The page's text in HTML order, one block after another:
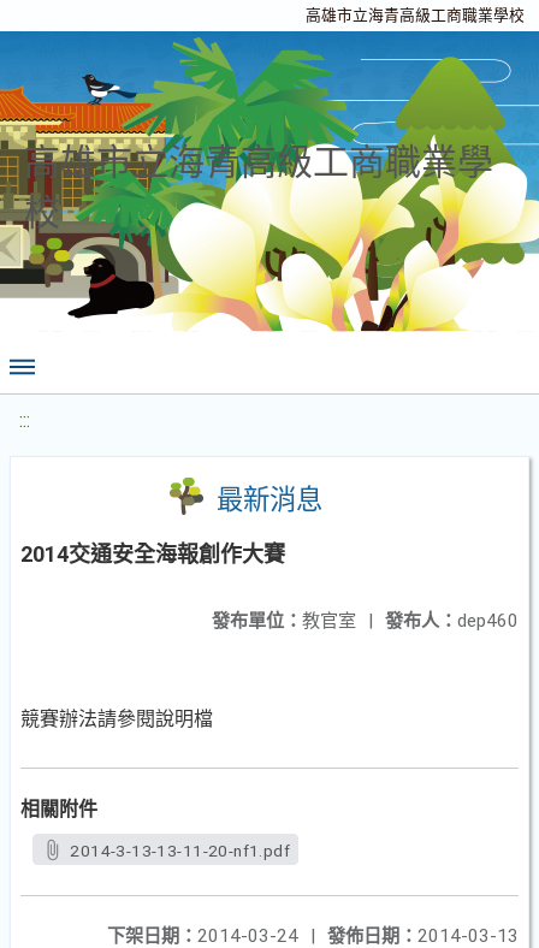
高雄市立海青高級工商職業學校
高雄市立海青高級工商職業學
校
:::
最新消息
2014交通安全海報創作大賽
發布人： dep460
發布單位： 教官室 |
競賽辦法請參閱說明檔
相關附件
2014-3-13-13-11-20-nf1.pdf
發佈日期： 2014-03-13
下架日期： 2014-03-24
|